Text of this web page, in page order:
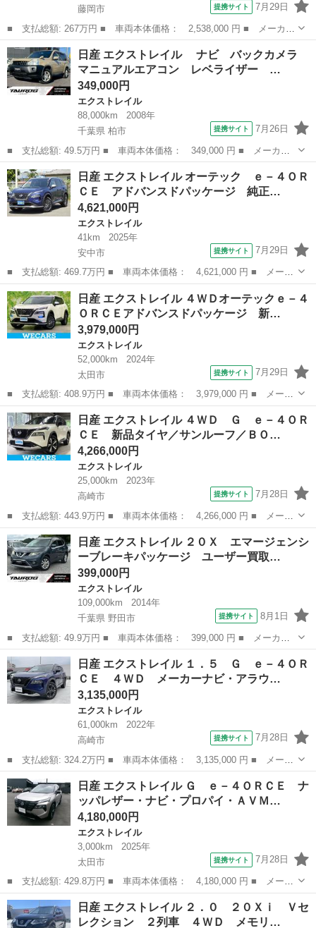
藤岡市
提携サイト 7月29日
■ 支払総額: 267万円 ■ 車両本体価格： 2,538,000 円 ■ メーカー
名： 日産 ■ 車種名： エクストレイル ■ グレード名： ２０Ｘ
ｉ ハイブリッド ２０Ｘｉハイブリッド ４ＷＤ プロパイロッ
ト 純正ナビ...
群馬 藤岡市 エクストレイル
日産 エクストレイル ナビ バックカメラ
マニュアルエアコン レベライザー …
349,000円
エクストレイル
88,000km
2008年
千葉県 柏市
提携サイト 7月26日
■ 支払総額: 49.5万円 ■ 車両本体価格： 349,000 円 ■ メーカー
名： 日産 ■ 車種名： エクストレイル ■ グレード名： ナ
ビ バックカメラ マニュアルエアコン レベライザー パワーステ
アリング パワ...
千葉 柏市 エクストレイル
日産 エクストレイル オーテック ｅ－４ＯＲ
ＣＥ アドバンスドパッケージ 純正…
4,621,000円
エクストレイル
41km
2025年
安中市
提携サイト 7月29日
■ 支払総額: 469.7万円 ■ 車両本体価格： 4,621,000 円 ■ メーカ
ー名： 日産 ■ 車種名： エクストレイル ■ グレード名： オー
テック ｅ－４ＯＲＣＥ アドバンスドパッケージ 純正１２．３イ
ンチＣｏ...
群馬 安中市 エクストレイル
日産 エクストレイル ４ＷＤオーテックｅ－４
ＯＲＣＥアドバンスドパッケージ 新…
3,979,000円
エクストレイル
52,000km
2024年
太田市
提携サイト 7月29日
■ 支払総額: 408.9万円 ■ 車両本体価格： 3,979,000 円 ■ メーカ
ー名： 日産 ■ 車種名： エクストレイル ■ グレード名： ４Ｗ
Ｄオーテックｅ－４ＯＲＣＥアドバンスドパッケージ 新品タイヤ／
サンルー...
群馬 太田市 エクストレイル
日産 エクストレイル ４ＷＤ Ｇ ｅ－４ＯＲ
ＣＥ 新品タイヤ／サンルーフ／ＢＯ…
4,266,000円
エクストレイル
25,000km
2023年
高崎市
提携サイト 7月28日
■ 支払総額: 443.9万円 ■ 車両本体価格： 4,266,000 円 ■ メーカ
ー名： 日産 ■ 車種名： エクストレイル ■ グレード名： ４Ｗ
Ｄ Ｇ ｅ－４ＯＲＣＥ 新品タイヤ／サンルーフ／ＢＯＳＥ／保証
書／純正...
群馬 高崎市 エクストレイル
日産 エクストレイル ２０Ｘ エマージェンシ
ーブレーキパッケージ ユーザー買取…
399,000円
エクストレイル
109,000km
2014年
千葉県 野田市
提携サイト 8月1日
■ 支払総額: 49.9万円 ■ 車両本体価格： 399,000 円 ■ メーカー
名： 日産 ■ 車種名： エクストレイル ■ グレード名： ２０
Ｘ エマージェンシーブレーキパッケージ ユーザー買取車 ワンオ
ーナー 合皮 ...
千葉 野田市 エクストレイル
日産 エクストレイル １．５ Ｇ ｅ－４ＯＲ
ＣＥ ４ＷＤ メーカーナビ・アラウ…
3,135,000円
エクストレイル
61,000km
2022年
高崎市
提携サイト 7月28日
■ 支払総額: 324.2万円 ■ 車両本体価格： 3,135,000 円 ■ メーカ
ー名： 日産 ■ 車種名： エクストレイル ■ グレード名： １．
５ Ｇ ｅ－４ＯＲＣＥ ４ＷＤ メーカーナビ・アラウンドビュー
モニター...
群馬 高崎市 エクストレイル
日産 エクストレイル Ｇ ｅ－４ＯＲＣＥ ナ
ッパレザー・ナビ・プロパイ・ＡＶＭ…
4,180,000円
エクストレイル
3,000km
2025年
太田市
提携サイト 7月28日
■ 支払総額: 429.8万円 ■ 車両本体価格： 4,180,000 円 ■ メーカ
ー名： 日産 ■ 車種名： エクストレイル ■ グレード名： Ｇ
ｅ－４ＯＲＣＥ ナッパレザー・ナビ・プロパイ・ＡＶＭ・ＥＴＣ
■ 排気...
群馬 太田市 エクストレイル
日産 エクストレイル ２．０ ２０Ｘｉ Ｖセ
レクション ２列車 ４ＷＤ メモリ…